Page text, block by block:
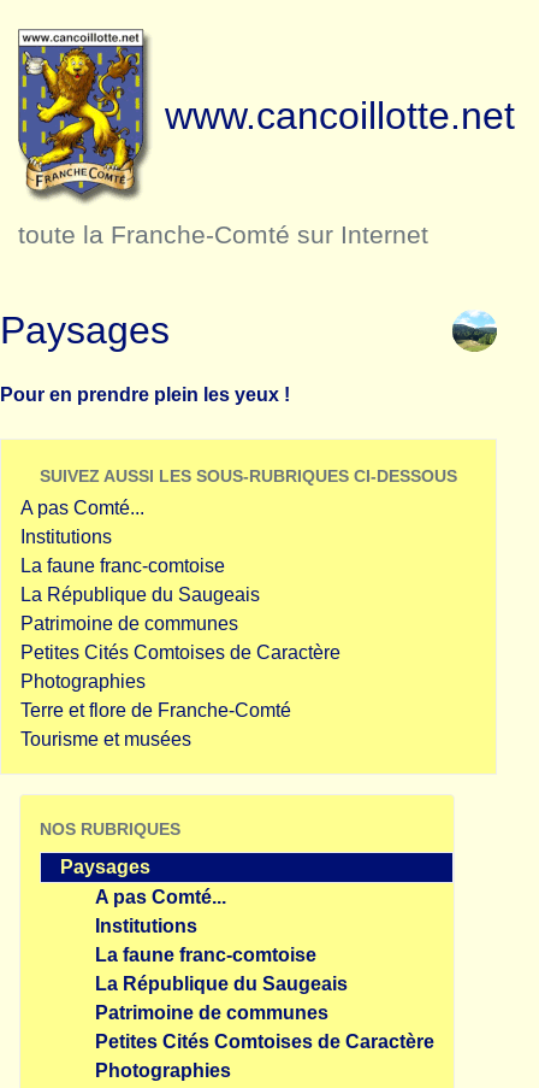
www.cancoillotte.net
toute la Franche-Comté sur Internet
Paysages
Pour en prendre plein les yeux !
SUIVEZ AUSSI LES SOUS-RUBRIQUES CI-DESSOUS
A pas Comté...
Institutions
La faune franc-comtoise
La République du Saugeais
Patrimoine de communes
Petites Cités Comtoises de Caractère
Photographies
Terre et flore de Franche-Comté
Tourisme et musées
NOS RUBRIQUES
Paysages
A pas Comté...
Institutions
La faune franc-comtoise
La République du Saugeais
Patrimoine de communes
Petites Cités Comtoises de Caractère
Photographies